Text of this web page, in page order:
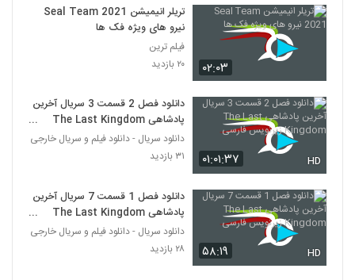
۰۲:۰۳
تریلر انیمیشن Seal Team 2021
نیرو های ویژه فک ها
فیلم ترین
۲۰ بازدید
۰۱:۰۱:۳۷ HD
دانلود فصل 2 قسمت 3 سریال آخرین
پادشاهی The Last Kingdom
زیرنویس فارسی
دانلود سریال - دانلود فیلم و سریال خارجی
۳۱ بازدید
۵۸:۱۹ HD
دانلود فصل 1 قسمت 7 سریال آخرین
پادشاهی The Last Kingdom
زیرنویس فارسی
دانلود سریال - دانلود فیلم و سریال خارجی
۲۸ بازدید